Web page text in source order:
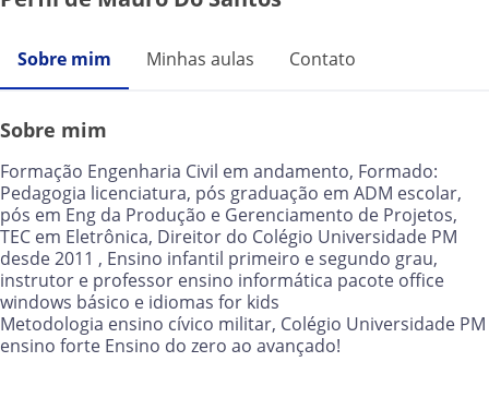
Sobre mim Minhas aulas Contato
Sobre mim
Formação Engenharia Civil em andamento, Formado:
Pedagogia licenciatura, pós graduação em ADM escolar,
pós em Eng da Produção e Gerenciamento de Projetos,
TEC em Eletrônica, Direitor do Colégio Universidade PM
desde 2011 , Ensino infantil primeiro e segundo grau,
instrutor e professor ensino informática pacote office
windows básico e idiomas for kids
Metodologia ensino cívico militar, Colégio Universidade PM
ensino forte Ensino do zero ao avançado!